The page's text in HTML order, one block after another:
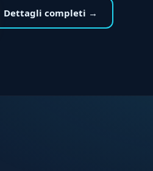
Dettagli completi →